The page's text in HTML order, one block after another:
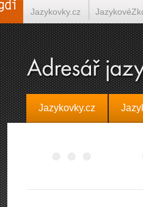
Jazykovky.cz
Jazykovky.cz
Španělština on-line